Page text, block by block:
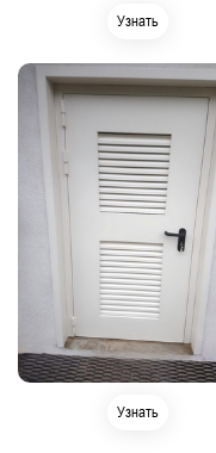
Узнать
Узнать